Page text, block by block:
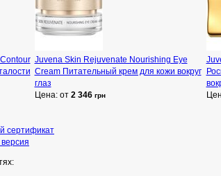
Juvena Skin Rejuvenate Nourishing Eye
Cream Питательный крем для кожи вокруг
глаз
Цена: от 2 346 грн
сертификат